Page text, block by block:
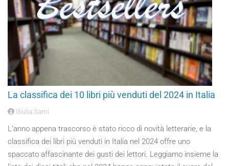
La classifica dei 10 libri più venduti del 2024 in Italia
Giulia Sami
L’anno appena trascorso è stato ricco di novità letterarie, e la
classifica dei libri più venduti in Italia nel 2024 offre uno
spaccato affascinante dei gusti dei lettori. Leggiamo insieme la